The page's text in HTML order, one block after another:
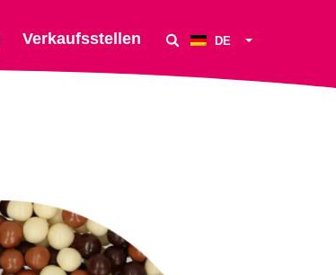
Verkaufsstellen DE